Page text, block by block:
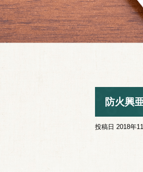
防火興
投稿日 2018年